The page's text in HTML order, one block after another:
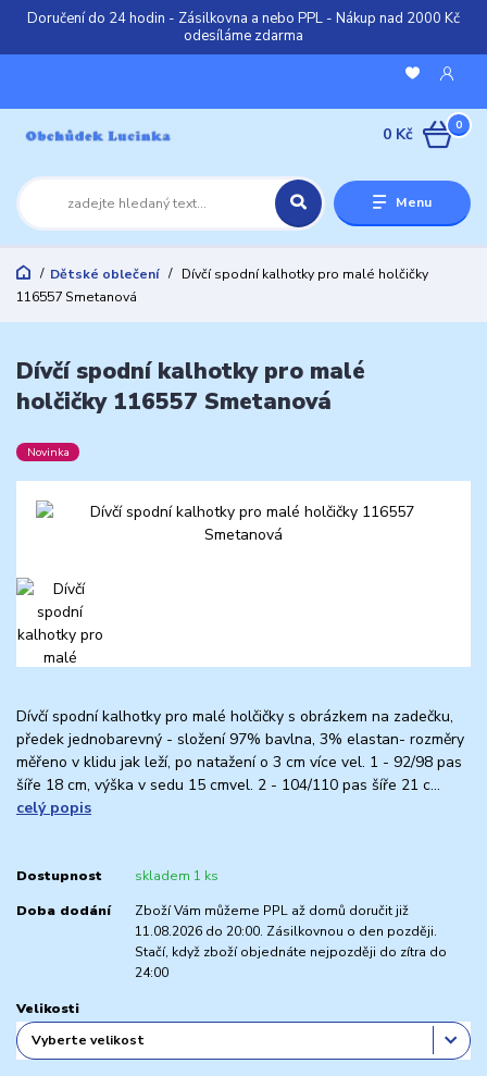
Doručení do 24 hodin - Zásilkovna a nebo PPL - Nákup nad 2000 Kč
odesíláme zdarma
Menu
0
0 Kč
Dětské oblečení
Dívčí spodní kalhotky pro malé holčičky
116557 Smetanová
Dívčí spodní kalhotky pro malé
holčičky 116557 Smetanová
Novinka
Dívčí spodní kalhotky pro malé holčičky s obrázkem na zadečku,
předek jednobarevný - složení 97% bavlna, 3% elastan- rozměry
měřeno v klidu jak leží, po natažení o 3 cm více vel. 1 - 92/98 pas
šíře 18 cm, výška v sedu 15 cmvel. 2 - 104/110 pas šíře 21 c...
celý popis
Dostupnost skladem 1 ks
Doba dodání
Zboží Vám můžeme PPL až domů doručit již
11.08.2026 do 20:00. Zásilkovnou o den později.
Stačí, když zboží objednáte nejpozději do zítra do
24:00
Velikosti